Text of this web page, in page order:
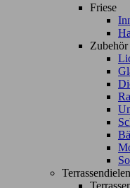
Friese
Zubehör
Terrassendielen